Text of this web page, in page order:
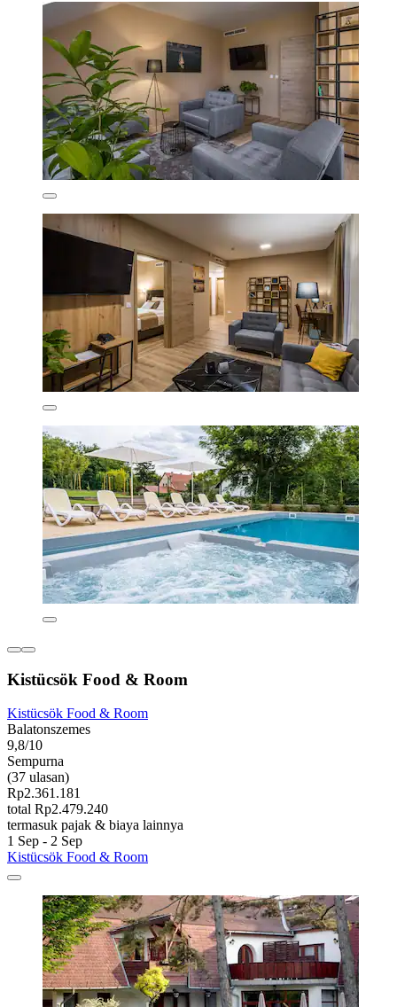
Kistücsök Food & Room
Kistücsök Food & Room
Balatonszemes
9,8/10
Sempurna
(37 ulasan)
Rp2.361.181
total Rp2.479.240
termasuk pajak & biaya lainnya
1 Sep - 2 Sep
Kistücsök Food & Room